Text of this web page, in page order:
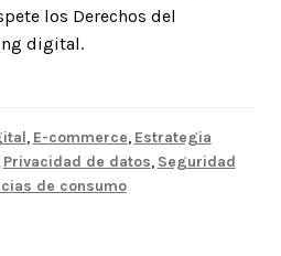
los Derechos del
digital.
, E-commerce, Estrategia
Privacidad de datos, Seguridad
de consumo